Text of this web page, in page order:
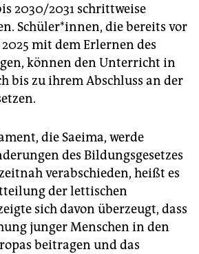
2030/2031 schrittweise
Schüler*innen, die bereits vor
2025 mit dem Erlernen des
können den Unterricht in
bis zu ihrem Abschluss an der
die Saeima, werde
des Bildungsgesetzes
verabschieden, heißt es
der lettischen
sich davon überzeugt, dass
junger Menschen in den
beitragen und das